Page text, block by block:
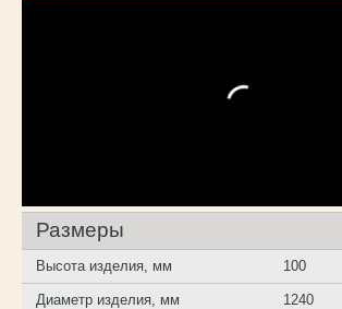
Размеры
Высота изделия, мм 100
Диаметр изделия, мм 1240